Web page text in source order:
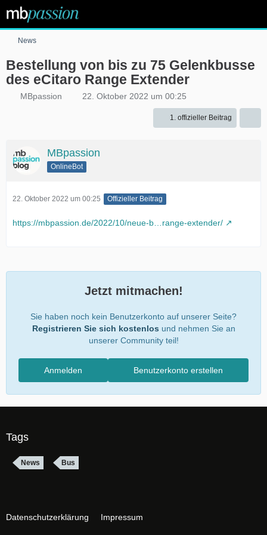
News
Bestellung von bis zu 75 Gelenkbusse
des eCitaro Range Extender
MBpassion 22. Oktober 2022 um 00:25
1. offizieller Beitrag
MBpassion
OnlineBot
22. Oktober 2022 um 00:25 Offizieller Beitrag
https://mbpassion.de/2022/10/neue-b…range-extender/
Jetzt mitmachen!
Sie haben noch kein Benutzerkonto auf unserer Seite?
Registrieren Sie sich kostenlos und nehmen Sie an
unserer Community teil!
Benutzerkonto erstellen
Anmelden
Tags
News Bus
Datenschutzerklärung Impressum